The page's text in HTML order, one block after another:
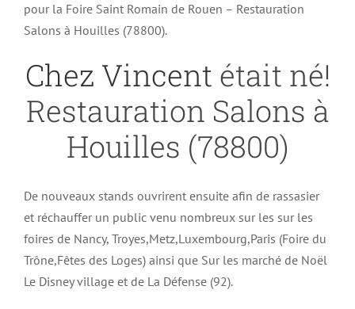
pour la Foire Saint Romain de Rouen – Restauration
Salons à Houilles (78800).
Chez Vincent était né!
Restauration Salons à
Houilles (78800)
De nouveaux stands ouvrirent ensuite afin de rassasier
et réchauffer un public venu nombreux sur les sur les
foires de Nancy, Troyes,Metz,Luxembourg,Paris (Foire du
Trône,Fêtes des Loges) ainsi que Sur les marché de Noël
Le Disney village et de La Défense (92).